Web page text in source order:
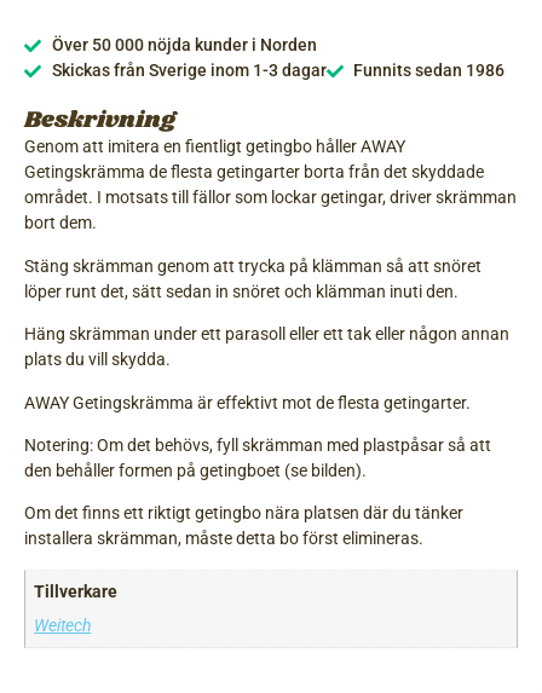
Över 50 000 nöjda kunder i Norden
Skickas från Sverige inom 1-3 dagar
Funnits sedan 1986
Beskrivning
Genom att imitera en fientligt getingbo håller AWAY
Getingskrämma de flesta getingarter borta från det skyddade
området. I motsats till fällor som lockar getingar, driver skrämman
bort dem.
Stäng skrämman genom att trycka på klämman så att snöret
löper runt det, sätt sedan in snöret och klämman inuti den.
Häng skrämman under ett parasoll eller ett tak eller någon annan
plats du vill skydda.
AWAY Getingskrämma är effektivt mot de flesta getingarter.
Notering: Om det behövs, fyll skrämman med plastpåsar så att
den behåller formen på getingboet (se bilden).
Om det finns ett riktigt getingbo nära platsen där du tänker
installera skrämman, måste detta bo först elimineras.
Tillverkare
Weitech